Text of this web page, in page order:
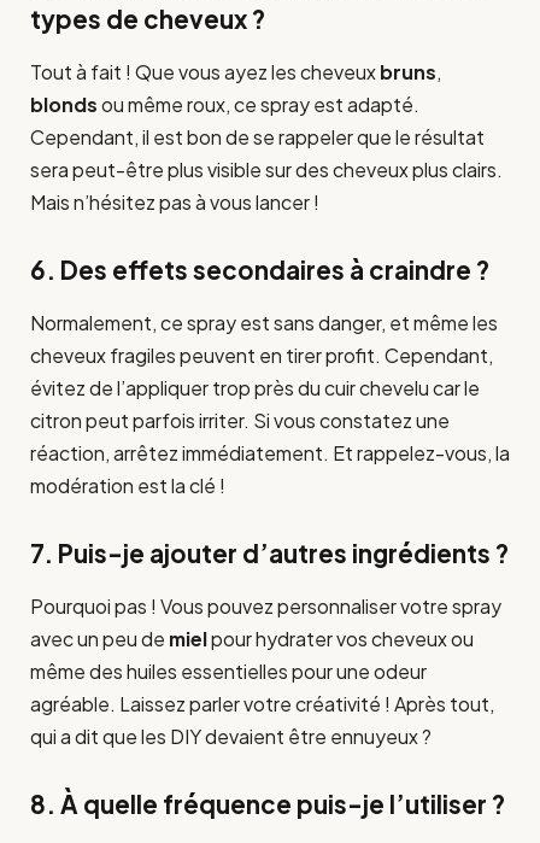
types de cheveux ?
Tout à fait ! Que vous ayez les cheveuxbruns,
blondsou même roux, ce spray est adapté.
Cependant, il est bon de se rappeler que le résultat
sera peut-être plus visible sur des cheveux plus clairs.
Mais n’hésitez pas à vous lancer !
6. Des effets secondaires à craindre ?
Normalement, ce spray est sans danger, et même les
cheveux fragiles peuvent en tirer profit. Cependant,
évitez de l’appliquer trop près du cuir chevelu car le
citron peut parfois irriter. Si vous constatez une
réaction, arrêtez immédiatement. Et rappelez-vous, la
modération est la clé !
7. Puis-je ajouter d’autres ingrédients ?
Pourquoi pas ! Vous pouvez personnaliser votre spray
avec un peu de mielpour hydrater vos cheveux ou
même des huiles essentielles pour une odeur
agréable. Laissez parler votre créativité ! Après tout,
qui a dit que les DIY devaient être ennuyeux ?
8. À quelle fréquence puis-je l’utiliser ?